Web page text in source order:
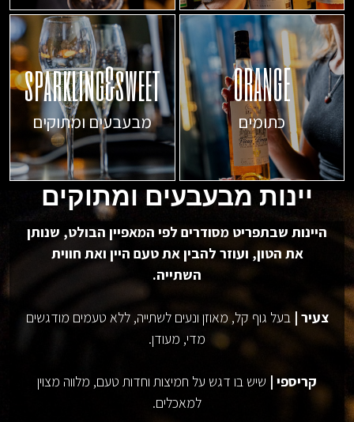
ORANGE
כתומים
sparkling&sweet
מבעבעים ומתוקים
יינות מבעבעים ומתוקים
היינות שבתפריט מסודרים לפי המאפיין הבולט, שנותן
את הטון, ועוזר להבין את טעם היין ואת חווית
השתייה.
צעיר | בעל גוף קל, מאוזן ונעים לשתייה, ללא טעמים מודגשים
מדי, מעודן.
קריספי | שיש בו דגש על חמיצות וחדות טעם, מלווה מצוין
למאכלים.